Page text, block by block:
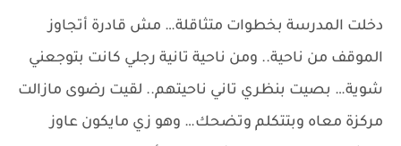
دخلت المدرسة بخطوات متثاقلة… مش قادرة أتجاوز
الموقف من ناحية.. ومن ناحية تانية رجلي كانت بتوجعني
شوية… بصيت بنظري تاني ناحيتهم.. لقيت رضوى مازالت
مركزة معاه وبتتكلم وتضحك… وهو زي مايكون عاوز